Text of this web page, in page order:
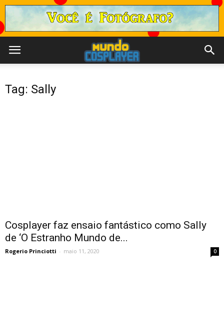
Tag: Sally
Cosplayer faz ensaio fantástico como Sally
de ‘O Estranho Mundo de...
Rogerio Princiotti - maio 11, 2020 0